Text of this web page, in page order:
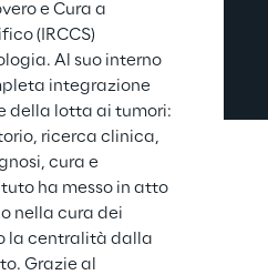
e Cura a
(IRCCS)
Al suo interno
integrazione
della lotta ai tumori:
ricerca clinica,
cura e
ha messo in atto
nella cura dei
la centralità dalla
Grazie al